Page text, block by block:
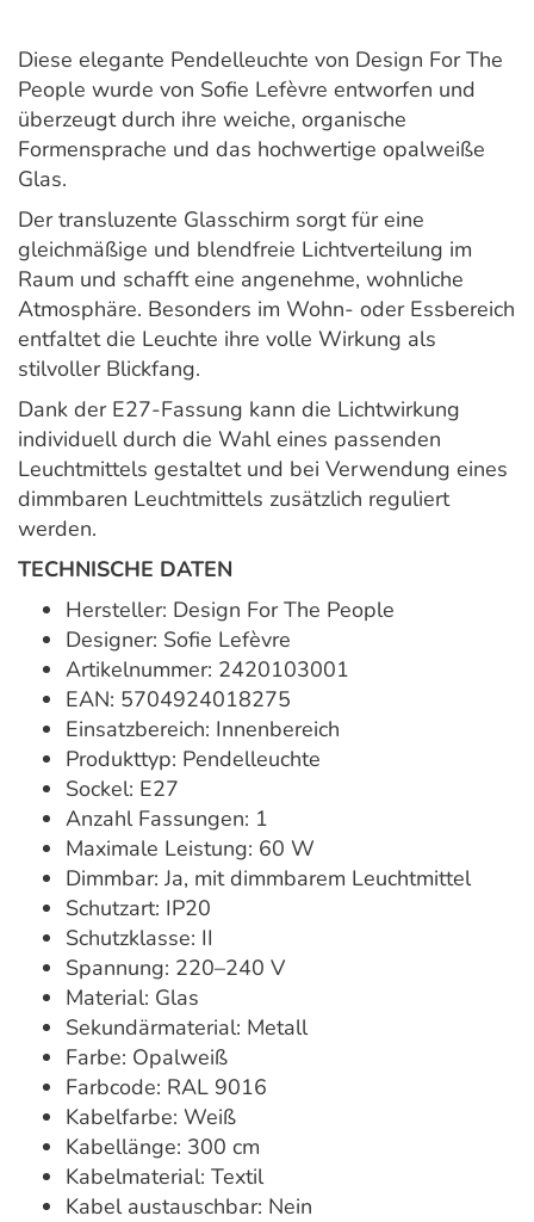
Diese elegante Pendelleuchte von Design For The
People wurde von Sofie Lefèvre entworfen und
überzeugt durch ihre weiche, organische
Formensprache und das hochwertige opalweiße
Glas.
Der transluzente Glasschirm sorgt für eine
gleichmäßige und blendfreie Lichtverteilung im
Raum und schafft eine angenehme, wohnliche
Atmosphäre. Besonders im Wohn- oder Essbereich
entfaltet die Leuchte ihre volle Wirkung als
stilvoller Blickfang.
Dank der E27-Fassung kann die Lichtwirkung
individuell durch die Wahl eines passenden
Leuchtmittels gestaltet und bei Verwendung eines
dimmbaren Leuchtmittels zusätzlich reguliert
werden.
TECHNISCHE DATEN
Hersteller: Design For The People
Designer: Sofie Lefèvre
Artikelnummer: 2420103001
EAN: 5704924018275
Einsatzbereich: Innenbereich
Produkttyp: Pendelleuchte
Sockel: E27
Anzahl Fassungen: 1
Maximale Leistung: 60 W
Dimmbar: Ja, mit dimmbarem Leuchtmittel
Schutzart: IP20
Schutzklasse: II
Spannung: 220–240 V
Material: Glas
Sekundärmaterial: Metall
Farbe: Opalweiß
Farbcode: RAL 9016
Kabelfarbe: Weiß
Kabellänge: 300 cm
Kabelmaterial: Textil
Kabel austauschbar: Nein